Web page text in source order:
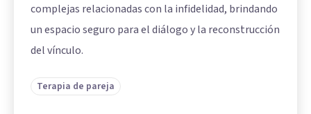
complejas relacionadas con la infidelidad, brindando
un espacio seguro para el diálogo y la reconstrucción
del vínculo.
Terapia de pareja